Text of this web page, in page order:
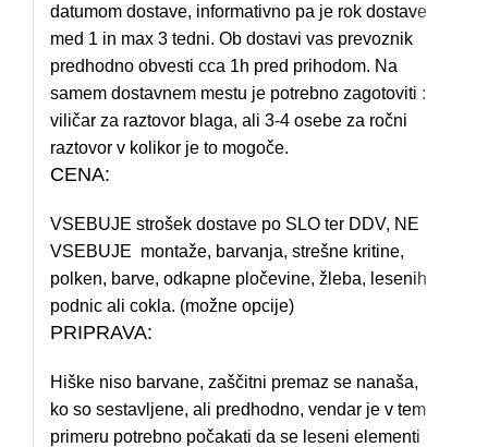
datumom dostave, informativno pa je rok dostave
med 1 in max 3 tedni. Ob dostavi vas prevoznik
predhodno obvesti cca 1h pred prihodom. Na
samem dostavnem mestu je potrebno zagotoviti :
viličar za raztovor blaga, ali 3-4 osebe za ročni
raztovor v kolikor je to mogoče.
CENA:
VSEBUJE strošek dostave po SLO ter DDV, NE
VSEBUJE montaže, barvanja, strešne kritine,
polken, barve, odkapne pločevine, žleba, lesenih
podnic ali cokla. (možne opcije)
PRIPRAVA:
Hiške niso barvane, zaščitni premaz se nanaša,
ko so sestavljene, ali predhodno, vendar je v tem
primeru potrebno počakati da se leseni elementi